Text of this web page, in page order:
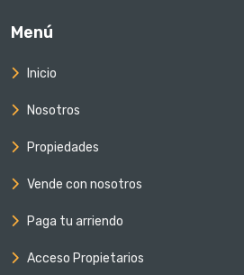
Menú
Inicio
Nosotros
Propiedades
Vende con nosotros
Paga tu arriendo
Acceso Propietarios